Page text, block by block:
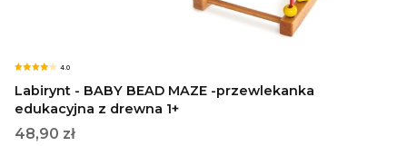
4.0
Labirynt - BABY BEAD MAZE -przewlekanka
edukacyjna z drewna 1+
Cena
48,90 zł